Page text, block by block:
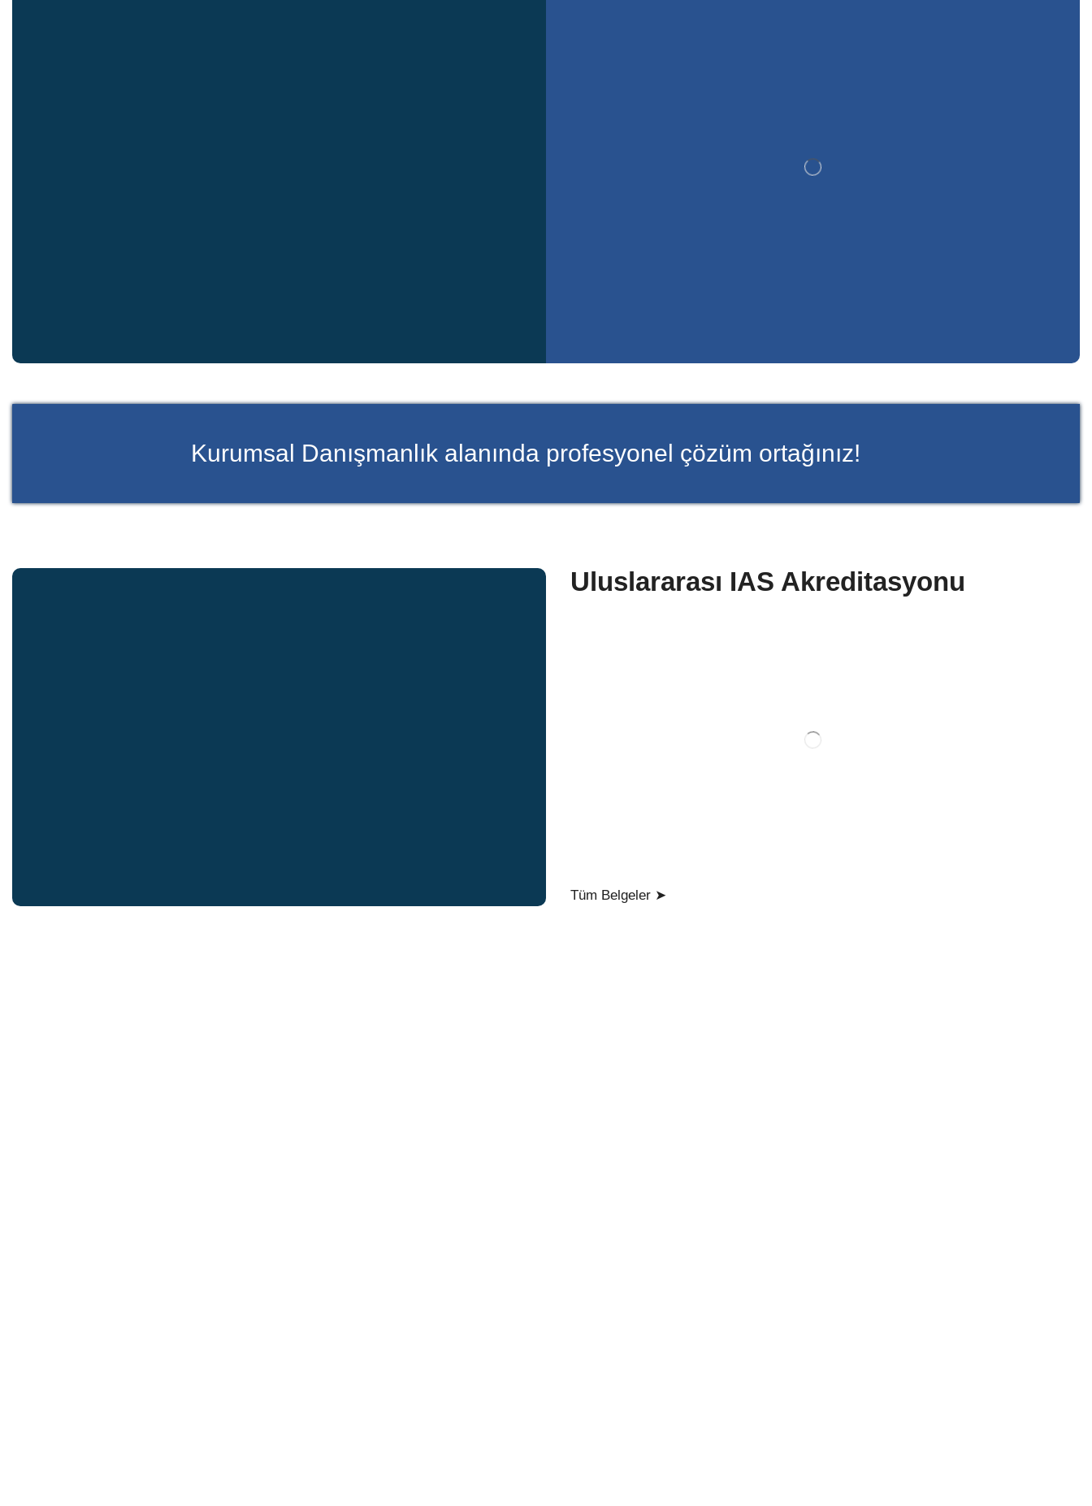
Kurumsal Danışmanlık alanında profesyonel çözüm ortağınız!
Uluslararası IAS Akreditasyonu
Tüm Belgeler ➤